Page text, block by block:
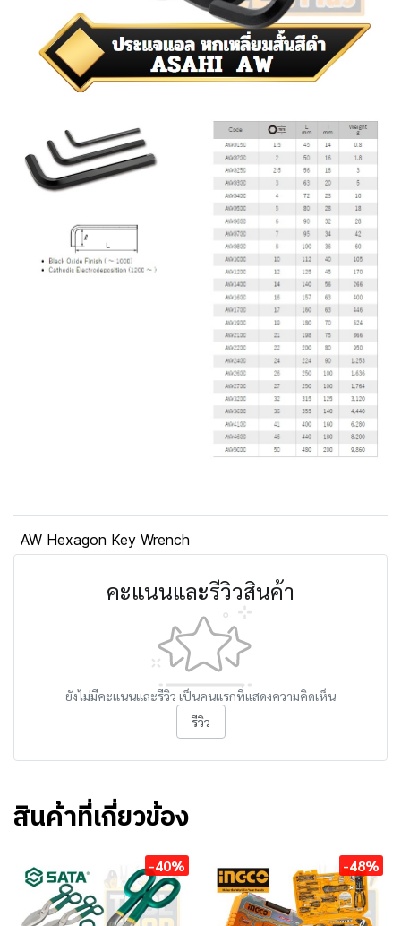
AW Hexagon Key Wrench
คะแนนและรีวิวสินค้า
ยังไม่มีคะแนนและรีวิว เป็นคนแรกที่แสดงความคิดเห็น
รีวิว
สินค้าที่เกี่ยวข้อง
-40% -48%